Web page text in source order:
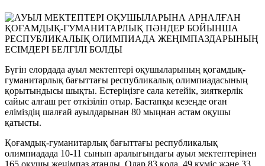
Бүгін елордада ауыл мектептері оқушыларының қоғамдық-
гуманитарлық бағыттағы республикалық олимпиадасының
қорытындысы шықты. Естеріңізге сала кетейік, зияткерлік
сайыс алғаш рет өткізіліп отыр. Бастапқы кезеңде оған
еліміздің шалғай ауылдарынан 80 мыңнан астам оқушы
қатысты.
Қоғамдық-гуманитарлық бағыттағы республикалық
олимпиадада 10-11 сынып аралығындағы ауыл мектептерінен